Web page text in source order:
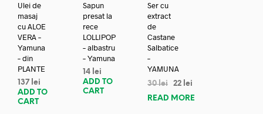
Ulei de
masaj
cu ALOE
VERA –
Yamuna
– din
PLANTE
137 lei
ADD TO
CART
Sapun
presat la
rece
LOLLIPOP
– albastru
– Yamuna
14 lei
ADD TO
CART
Ser cu
extract
de
Castane
Salbatice
–
YAMUNA
30lei 22 lei
READ MORE